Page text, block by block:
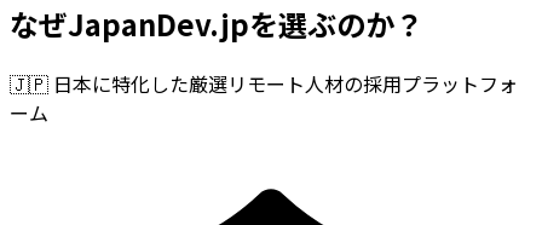
なぜJapanDev.jpを選ぶのか？
🇯🇵 日本に特化した厳選リモート人材の採用プラットフォ
ーム